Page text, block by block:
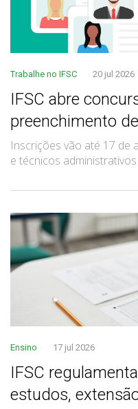
Trabalhe no IFSC 20 jul 2026
IFSC abre
preenchimento
Inscrições vão até 17 de
e técnicos administrativos
Ensino 17 jul 2026
IFSC
estudos,